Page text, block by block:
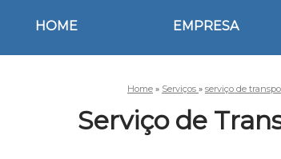
HOME EMPRESA
Home » Serviços » serviço de
Serviço de